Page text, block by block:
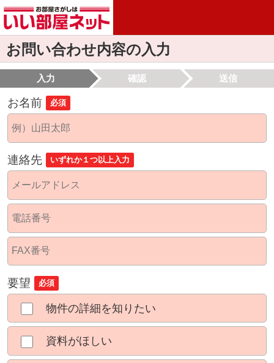
お問い合わせ内容の入力
入力 確認 送信
お名前 必須
連絡先 いずれか１つ以上入力
要望 必須
物件の詳細を知りたい
資料がほしい